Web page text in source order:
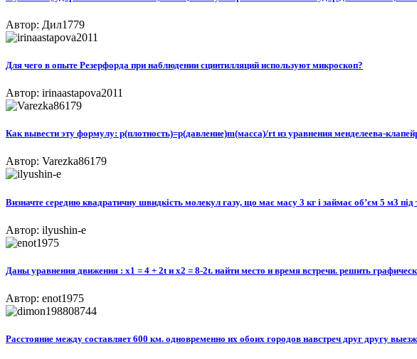
Автор: Дил1779
Для чего в опыте Резерфорда при наблюдении сцинтилляций используют микроскоп?
Автор: irinaastapova2011
Как вывести эту формулу: р(плотность)=p(давление)m(масса)/rt из уравнения менделеева-
Автор: Varezka86179
Визначте середню квадратичну швидкість молекул газу, що має масу 3 кг і займає об’єм 5 м3
Автор: ilyushin-e
Даны уравнения движения : x1 = 4 + 2t и x2 = 8-2t. найти место и время встречи. решить
Автор: enot1975
Расстояние между составляет 600 км. одновременно их обоих городов навстреч друг другу